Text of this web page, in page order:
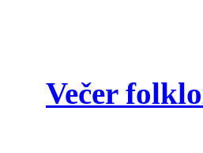
Večer